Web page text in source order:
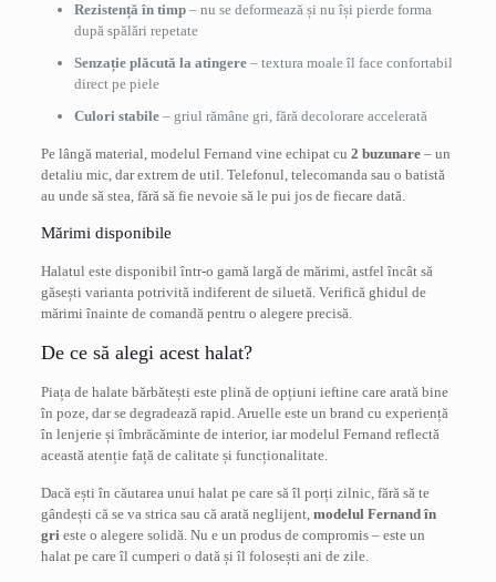
Rezistență în timp– nu se deformează și nu își pierde forma
după spălări repetate
Senzație plăcută la atingere– textura moale îl face confortabil
direct pe piele
Culori stabile– griul rămâne gri, fără decolorare accelerată
Pe lângă material, modelul Fernand vine echipat cu 2 buzunare– un
detaliu mic, dar extrem de util. Telefonul, telecomanda sau o batistă
au unde să stea, fără să fie nevoie să le pui jos de fiecare dată.
Mărimi disponibile
Halatul este disponibil într-o gamă largă de mărimi, astfel încât să
găsești varianta potrivită indiferent de siluetă. Verifică ghidul de
mărimi înainte de comandă pentru o alegere precisă.
De ce să alegi acest halat?
Piața de halate bărbătești este plină de opțiuni ieftine care arată bine
în poze, dar se degradează rapid. Aruelle este un brand cu experiență
în lenjerie și îmbrăcăminte de interior, iar modelul Fernand reflectă
această atenție față de calitate și funcționalitate.
Dacă ești în căutarea unui halat pe care să îl porți zilnic, fără să te
gândești că se va strica sau că arată neglijent, modelul Fernand în
grieste o alegere solidă. Nu e un produs de compromis – este un
halat pe care îl cumperi o dată și îl folosești ani de zile.